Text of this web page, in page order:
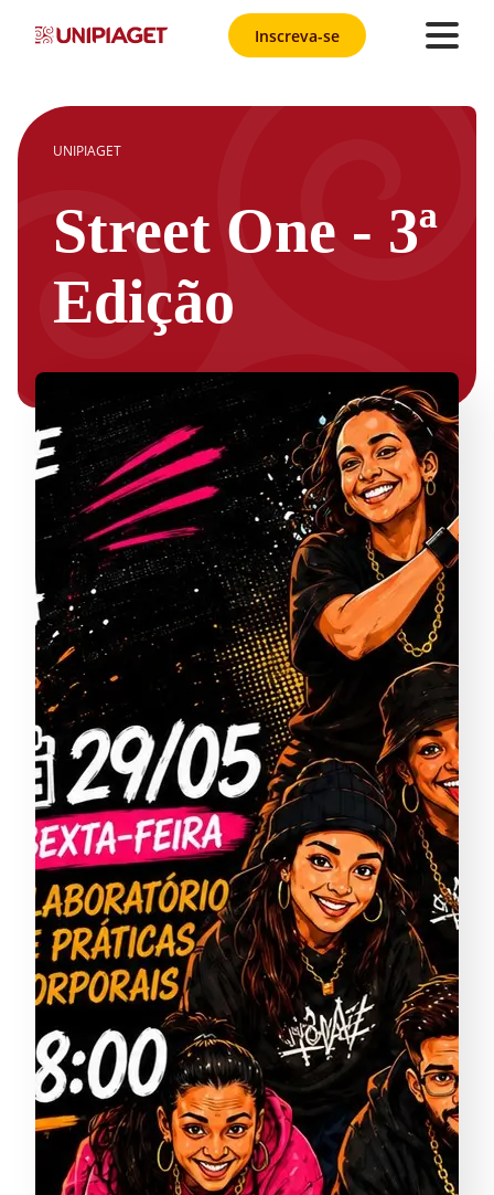
Inscreva-se
UNIPIAGET
Street One - 3ª
Edição